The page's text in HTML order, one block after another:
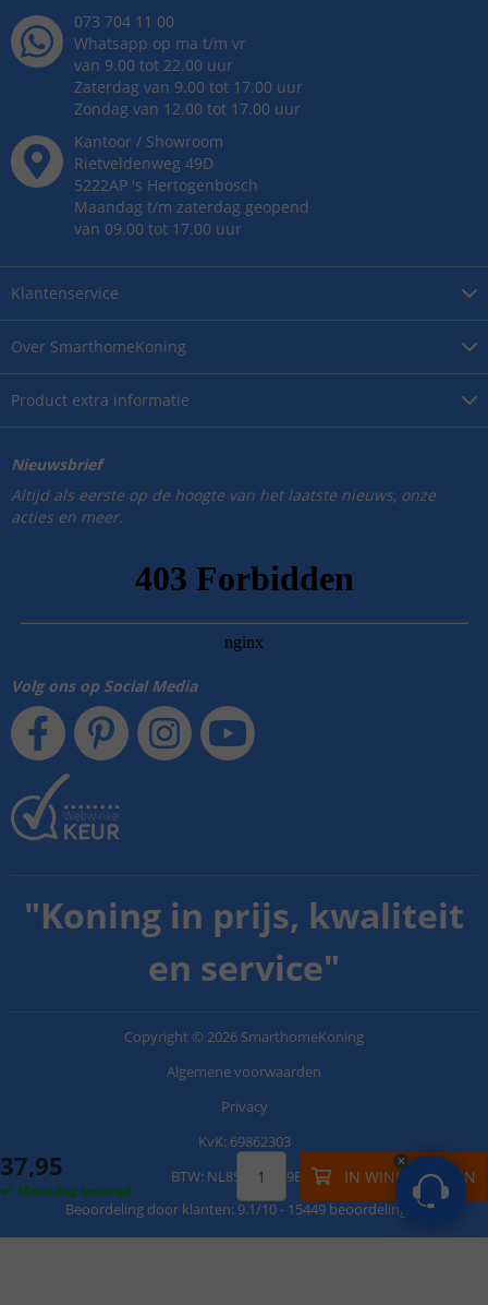
37,95
Maandag bezorgd
IN WINKELWAGEN
Over SmarthomeKoning
Product extra informatie
Klantenservice
073 704 11 00
Whatsapp op ma t/m vr
van 9.00 tot 22.00 uur
Zaterdag van 9.00 tot 17.00 uur
Zondag van 12.00 tot 17.00 uur
Kantoor / Showroom
Rietveldenweg 49D
5222AP 's Hertogenbosch
Maandag t/m zaterdag geopend
van 09.00 tot 17.00 uur
Nieuwsbrief
Altijd als eerste op de hoogte van het laatste nieuws, onze
acties en meer.
Volg ons op Social Media
"Koning in prijs, kwaliteit
en service"
Copyright © 2026 SmarthomeKoning
Algemene voorwaarden
Privacy
KvK: 69862303
BTW: NL858042459B01
Beoordeling door klanten: 9.1/10- 15449 beoordelingen